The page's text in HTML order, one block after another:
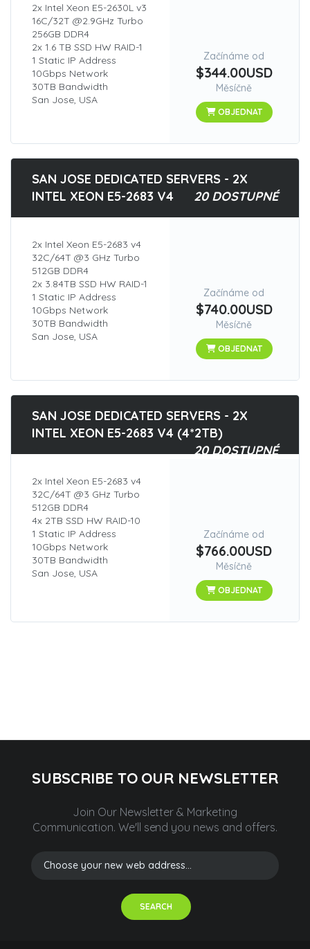
2x Intel Xeon E5-2630L v3
16C/32T @2.9GHz Turbo
256GB DDR4
2x 1.6 TB SSD HW RAID-1
1 Static IP Address
10Gbps Network
30TB Bandwidth
San Jose, USA
Začínáme od
$344.00USD
Měsíčně
OBJEDNAT
SAN JOSE DEDICATED SERVERS - 2X
INTEL XEON E5-2683 V4
20 DOSTUPNÉ
2x Intel Xeon E5-2683 v4
32C/64T @3 GHz Turbo
512GB DDR4
2x 3.84TB SSD HW RAID-1
1 Static IP Address
10Gbps Network
30TB Bandwidth
San Jose, USA
Začínáme od
$740.00USD
Měsíčně
OBJEDNAT
SAN JOSE DEDICATED SERVERS - 2X
INTEL XEON E5-2683 V4 (4*2TB)
20 DOSTUPNÉ
2x Intel Xeon E5-2683 v4
32C/64T @3 GHz Turbo
512GB DDR4
4x 2TB SSD HW RAID-10
1 Static IP Address
10Gbps Network
30TB Bandwidth
San Jose, USA
Začínáme od
$766.00USD
Měsíčně
OBJEDNAT
SUBSCRIBE TO OUR NEWSLETTER
Join Our Newsletter & Marketing
Communication. We'll send you news and offers.
SEARCH